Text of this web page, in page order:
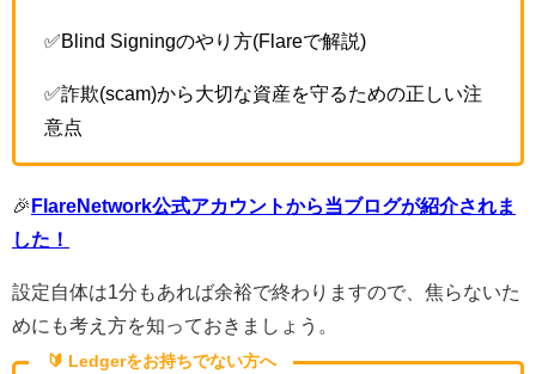
✅Blind Signingのやり方(Flareで解説)
✅詐欺(scam)から大切な資産を守るための正しい注
意点
🎉 FlareNetwork公式アカウントから当ブログが紹介されま
した！
設定自体は1分もあれば余裕で終わりますので、焦らないた
めにも考え方を知っておきましょう。
🔰 Ledgerをお持ちでない方へ